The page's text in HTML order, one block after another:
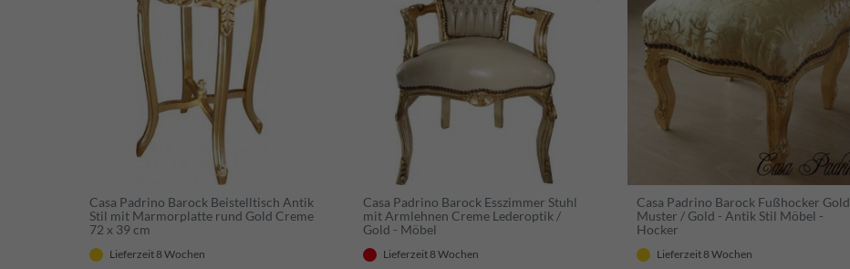
Casa Padrino Barock Beistelltisch Antik
Stil mit Marmorplatte rund Gold Creme
72 x 39 cm
Lieferzeit 8 Wochen
Casa Padrino Barock Esszimmer Stuhl
mit Armlehnen Creme Lederoptik /
Gold - Möbel
Lieferzeit 8 Wochen
Casa Padrino Barock Fußhocker Gold
Muster / Gold - Antik Stil Möbel -
Hocker
Lieferzeit 8 Wochen